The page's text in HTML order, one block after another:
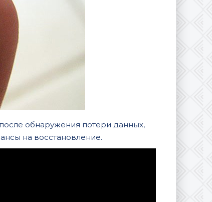
обнаружения потери данных,
на восстановление.